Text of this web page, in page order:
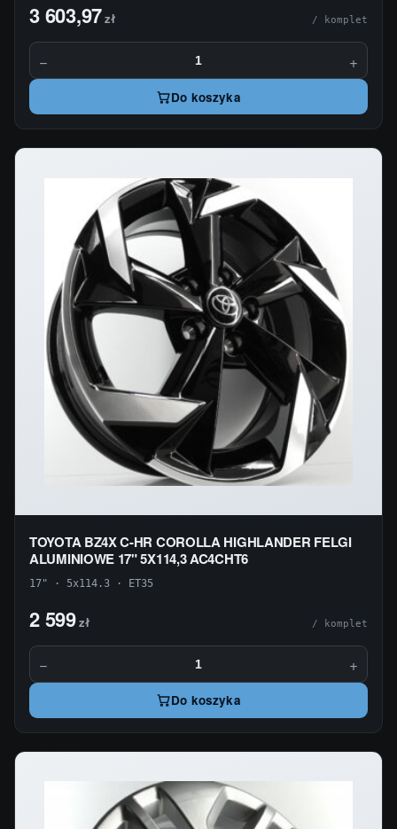
3 603,97zł / komplet
− +
Do koszyka
TOYOTA BZ4X C-HR COROLLA HIGHLANDER FELGI
ALUMINIOWE 17" 5X114,3 AC4CHT6
17" · 5x114.3 · ET35
2 599zł / komplet
− +
Do koszyka